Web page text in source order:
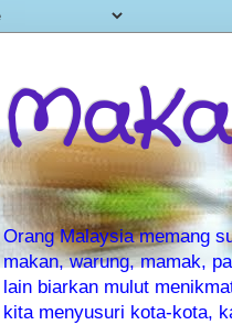
Orang Malaysia memang
makan, warung, mamak,
lain biarkan mulut
kita menyusuri kota-kota,